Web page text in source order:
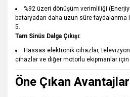
%92 üzeri dönüşüm verimliliği
bataryadan daha uzun süre faydalanma
Tam Sinüs Dalga Çıkışı:
Hassas elektronik cihazlar,
cihazlar ve diğer motorlu ekipmanlar için
Öne Çıkan Avantajlar